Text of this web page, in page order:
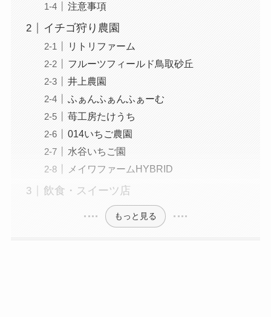
注意事項
イチゴ狩り農園
リトリファーム
フルーツフィールド鳥取砂丘
井上農園
ふぁんふぁんふぁーむ
苺工房たけうち
014いちご農園
水谷いちご園
メイワファームHYBRID
飲食・スイーツ店
もっと見る